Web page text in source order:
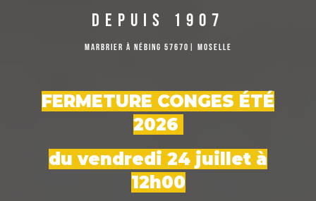
DEPUIS 1907
Marbrier à Nébing 57670| Moselle
FERMETURE CONGES ÉTÉ
2026
du vendredi 24 juillet à
12h00